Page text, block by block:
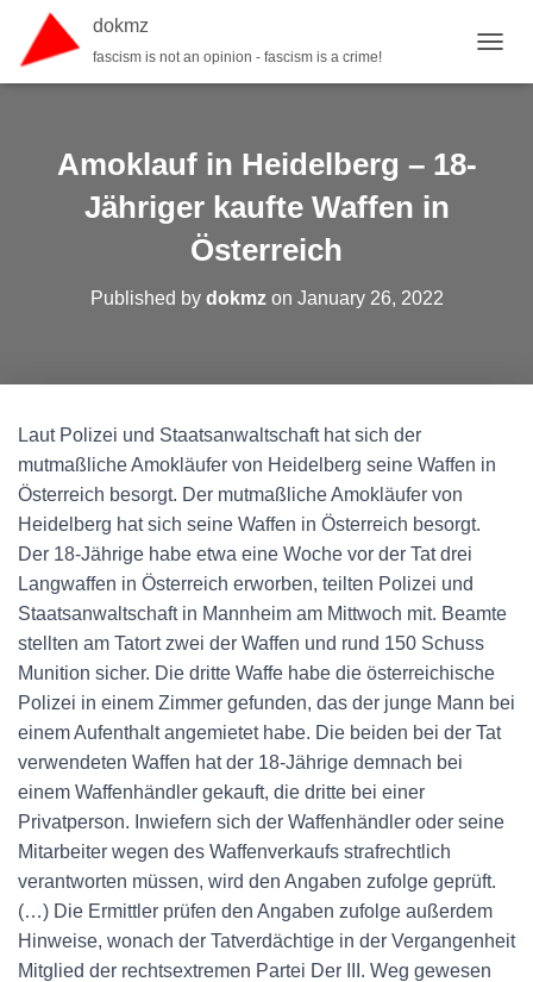
dokmz
fascism is not an opinion - fascism is a crime!
Amoklauf in Heidelberg – 18-
Jähriger kaufte Waffen in
Österreich
Published by dokmzon January 26, 2022
Laut Polizei und Staatsanwaltschaft hat sich der
mutmaßliche Amokläufer von Heidelberg seine Waffen in
Österreich besorgt. Der mutmaßliche Amokläufer von
Heidelberg hat sich seine Waffen in Österreich besorgt.
Der 18-Jährige habe etwa eine Woche vor der Tat drei
Langwaffen in Österreich erworben, teilten Polizei und
Staatsanwaltschaft in Mannheim am Mittwoch mit. Beamte
stellten am Tatort zwei der Waffen und rund 150 Schuss
Munition sicher. Die dritte Waffe habe die österreichische
Polizei in einem Zimmer gefunden, das der junge Mann bei
einem Aufenthalt angemietet habe. Die beiden bei der Tat
verwendeten Waffen hat der 18-Jährige demnach bei
einem Waffenhändler gekauft, die dritte bei einer
Privatperson. Inwiefern sich der Waffenhändler oder seine
Mitarbeiter wegen des Waffenverkaufs strafrechtlich
verantworten müssen, wird den Angaben zufolge geprüft.
(…) Die Ermittler prüfen den Angaben zufolge außerdem
Hinweise, wonach der Tatverdächtige in der Vergangenheit
Mitglied der rechtsextremen Partei Der III. Weg gewesen